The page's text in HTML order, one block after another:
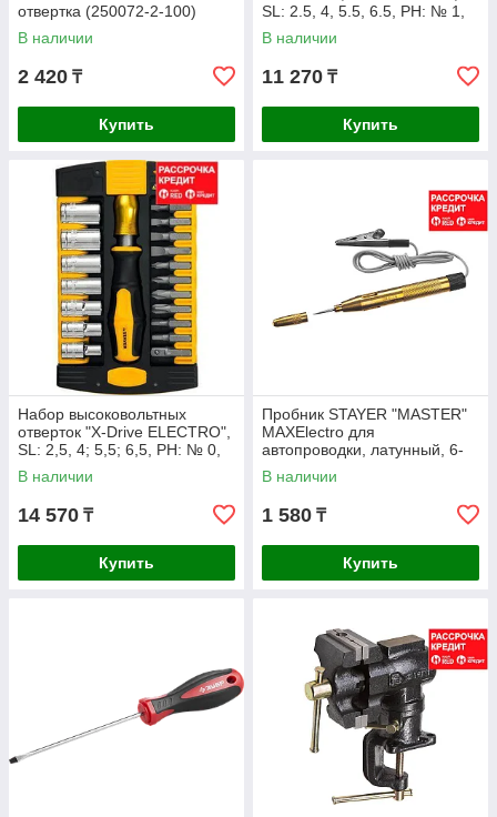
отвертка (250072-2-100)
В наличии
2 420 ₸
Купить
SL: 2.5, 4, 5.5, 6.5, PH: № 1,
№ 2, 6 предм, KRAFTOOL
В наличии
11 270 ₸
Купить
Набор высоковольтных
отверток "Х-Drive ELECTRO",
SL: 2,5, 4; 5,5; 6,5, PH: № 0,
1, 2, пробник, до 1000В,
В наличии
14 570 ₸
Купить
Пробник STAYER "MASTER"
MAXElectro для
автопроводки, латунный, 6-
24В, 110мм (2574_z01)
В наличии
1 580 ₸
Купить